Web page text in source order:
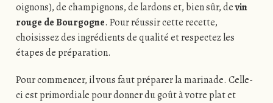
oignons), de champignons, de lardons et, bien sûr, devin
rouge de Bourgogne. Pour réussir cette recette,
choisissez des ingrédients de qualité et respectez les
étapes de préparation.
Pour commencer, il vous faut préparer la marinade. Celle-
ci est primordiale pour donner du goût à votre plat et